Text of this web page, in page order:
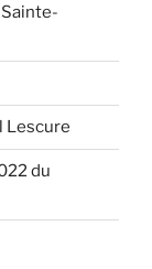
Lescure
du